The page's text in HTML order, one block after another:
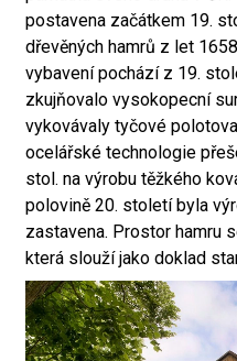
postavena začátkem 19.
dřevěných hamrů z let
vybavení pochází z 19.
zkujňovalo vysokopecní
vykovávaly tyčové
ocelářské technologie
stol. na výrobu těžkého
polovině 20. století byla
zastavena. Prostor hamru
která slouží jako doklad